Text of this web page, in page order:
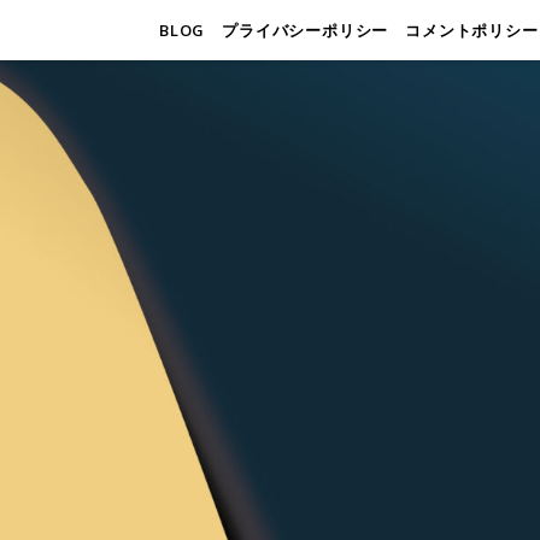
BLOG プライバシーポリシー コメントポリシー